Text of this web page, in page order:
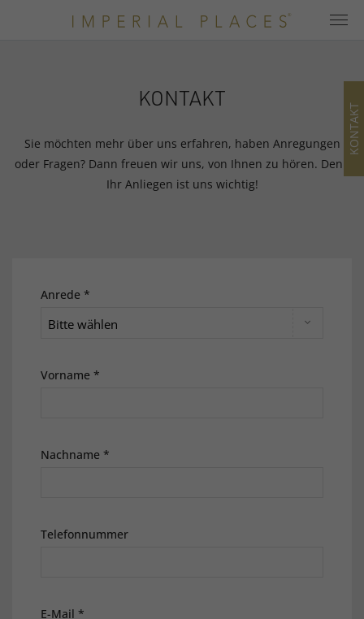
Angebote
Blog
DE EN
KONTAKT
Sie möchten mehr über uns erfahren, haben Anregungen
oder Fragen? Dann freuen wir uns, von Ihnen zu hören. Denn
Ihr Anliegen ist uns wichtig!
Anrede *
Bitte wählen
Vorname *
Nachname *
Telefonnummer
E-Mail *
KONTAKT